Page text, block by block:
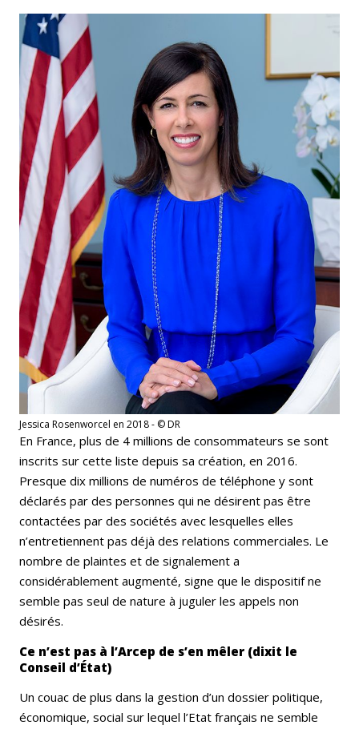
Jessica Rosenworcel en 2018 - © DR
En France, plus de 4 millions de consommateurs se sont
inscrits sur cette liste depuis sa création, en 2016.
Presque dix millions de numéros de téléphone y sont
déclarés par des personnes qui ne désirent pas être
contactées par des sociétés avec lesquelles elles
n’entretiennent pas déjà des relations commerciales. Le
nombre de plaintes et de signalement a
considérablement augmenté, signe que le dispositif ne
semble pas seul de nature à juguler les appels non
désirés.
Ce n’est pas à l’Arcep de s’en mêler (dixit le
Conseil d’État)
Un couac de plus dans la gestion d’un dossier politique,
économique, social sur lequel l’Etat français ne semble